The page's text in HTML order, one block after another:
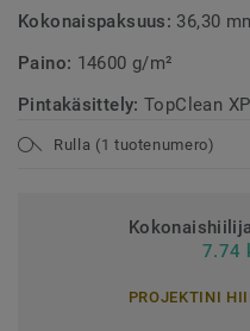
Kokonaispaksuus: 36,30
Paino: 14600 g/m²
Pintakäsittely:TopClean XP
Rulla (1 tuotenumero)
7.74
PROJEKTINI